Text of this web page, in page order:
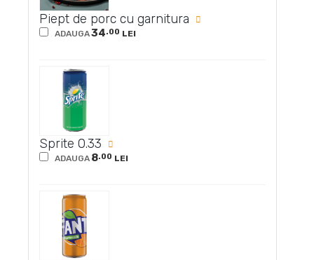
Piept de porc cu garnitura
ADAUGA34.00 LEI
Sprite 0.33
ADAUGA 8.00 LEI